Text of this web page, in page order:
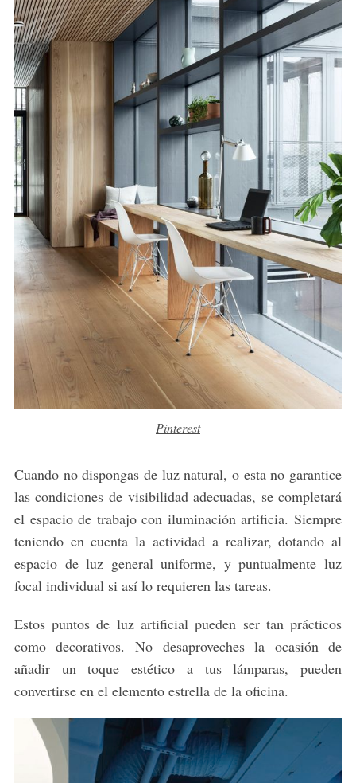
Pinterest
Cuando no dispongas de luz natural, o esta no garantice
las condiciones de visibilidad adecuadas, se completará
el espacio de trabajo con iluminación artificia. Siempre
teniendo en cuenta la actividad a realizar, dotando al
espacio de luz general uniforme, y puntualmente luz
focal individual si así lo requieren las tareas.
Estos puntos de luz artificial pueden ser tan prácticos
como decorativos. No desaproveches la ocasión de
añadir un toque estético a tus lámparas, pueden
convertirse en el elemento estrella de la oficina.